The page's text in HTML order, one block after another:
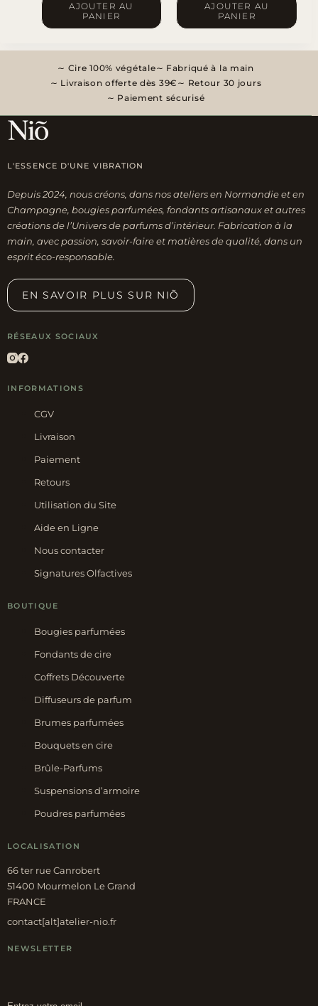
AJOUTER AU
PANIER
AJOUTER AU
PANIER
Cire 100% végétale
Fabriqué à la main
Livraison offerte dès 39€
Retour 30 jours
Paiement sécurisé
L'ESSENCE D'UNE VIBRATION
Depuis 2024, nous créons, dans nos ateliers en Normandie et en
Champagne, bougies parfumées, fondants artisanaux et autres
créations de l’Univers de parfums d’intérieur. Fabrication à la
main, avec passion, savoir-faire et matières de qualité, dans un
esprit éco-responsable.
EN SAVOIR PLUS SUR NIÕ
RÉSEAUX SOCIAUX
INFORMATIONS
CGV
Livraison
Paiement
Retours
Utilisation du Site
Aide en Ligne
Nous contacter
Signatures Olfactives
BOUTIQUE
Bougies parfumées
Fondants de cire
Coffrets Découverte
Diffuseurs de parfum
Brumes parfumées
Bouquets en cire
Brûle-Parfums
Suspensions d’armoire
Poudres parfumées
LOCALISATION
66 ter rue Canrobert
51400 Mourmelon Le Grand
FRANCE
contact[alt]atelier-nio.fr
NEWSLETTER